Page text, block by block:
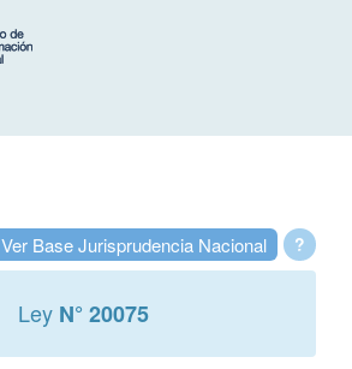
?
Ver Base Jurisprudencia Nacional
Ley N° 20075